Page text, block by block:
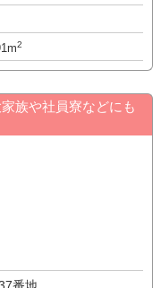
2
族や社員寮などにも